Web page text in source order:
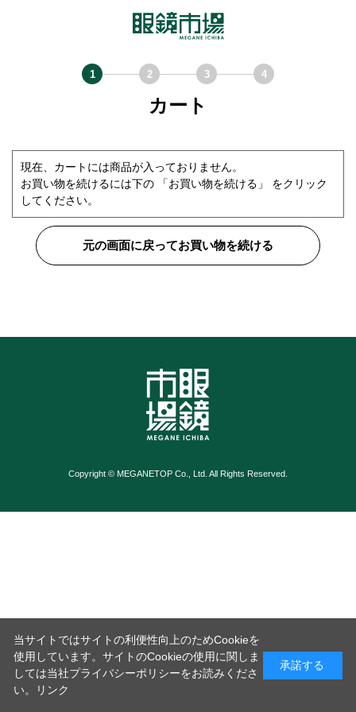
カート
現在、カートには商品が入っておりません。
お買い物を続けるには下の 「お買い物を続ける」 をクリック
してください。
元の画面に戻ってお買い物を続ける
Copyright © MEGANETOP Co., Ltd. All Rights Reserved.
当サイトではサイトの利便性向上のためCookieを
使用しています。サイトのCookieの使用に関しま
しては当社プライバシーポリシーをお読みくださ
い。
リンク
承諾する